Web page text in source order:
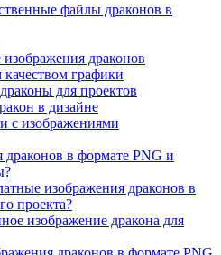
файлы драконов в
изображения драконов
графики
для проектов
в дизайне
с изображениями
драконов в формате PNG и
изображения драконов в
проекта?
изображение дракона для